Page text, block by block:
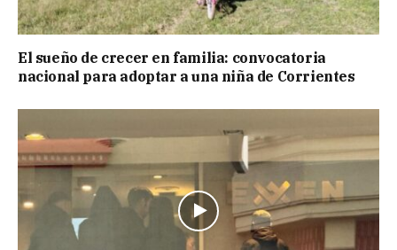
El sueño de crecer en familia: convocatoria
nacional para adoptar a una niña de Corrientes